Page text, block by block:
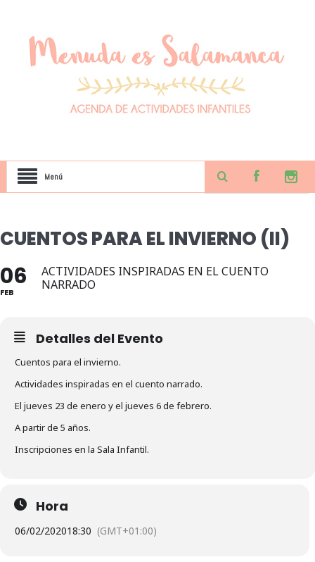
Menú
CUENTOS PARA EL INVIERNO (II)
06
FEB
ACTIVIDADES INSPIRADAS EN EL CUENTO
NARRADO
Detalles del Evento
Cuentos para el invierno.
Actividades inspiradas en el cuento narrado.
El jueves 23 de enero y el jueves 6 de febrero.
A partir de 5 años.
Inscripciones en la Sala Infantil.
Hora
06/02/202018:30 (GMT+01:00)